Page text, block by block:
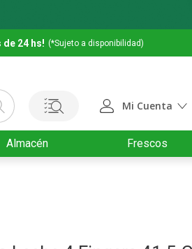
de 24 hs! (*Sujeto a disponibilidad)
Mi Cuenta
Almacén Frescos